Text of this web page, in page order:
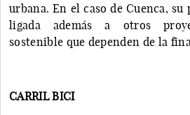
urbana. En el caso de Cuenca, su
ligada además a otros
sostenible que dependen de la
CARRIL BICI